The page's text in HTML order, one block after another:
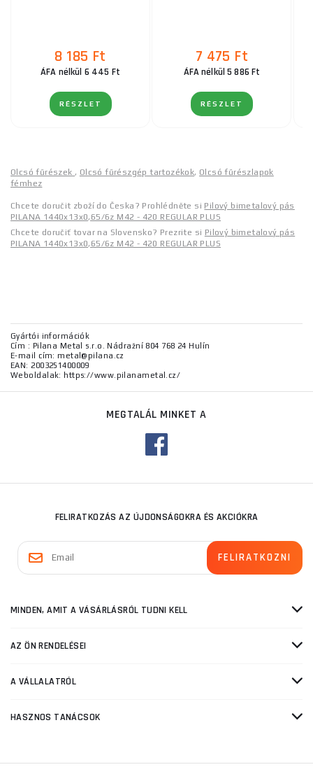
8 185 Ft
ÁFA nélkül 6 445 Ft
RÉSZLET
7 475 Ft
ÁFA nélkül 5 886 Ft
RÉSZLET
Olcsó fűrészek, Olcsó fűrészgép tartozékok, Olcsó fűrészlapok
fémhez
Chcete doručit zboží do Česka? Prohlédněte si Pilový bimetalový pás
PILANA 1440x13x0,65/6z M42 - 420 REGULAR PLUS
Chcete doručiť tovar na Slovensko? Prezrite si Pilový bimetalový pás
PILANA 1440x13x0,65/6z M42 - 420 REGULAR PLUS
Gyártói információk
Cím : Pilana Metal s.r.o. Nádražní 804 768 24 Hulín
E-mail cím: metal@pilana.cz
EAN: 2003251400009
Weboldalak: https://www.pilanametal.cz/
MEGTALÁL MINKET A
FELIRATKOZÁS AZ ÚJDONSÁGOKRA ÉS AKCIÓKRA
MINDEN, AMIT A VÁSÁRLÁSRÓL TUDNI KELL
AZ ÖN RENDELÉSEI
A VÁLLALATRÓL
HASZNOS TANÁCSOK